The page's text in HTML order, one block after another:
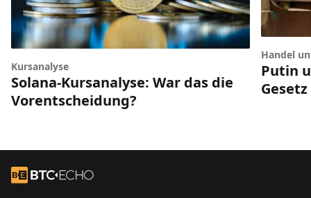
Kursanalyse
Solana-Kursanalyse: War das die
Vorentscheidung?
Handel
Putin
Zur Startseite